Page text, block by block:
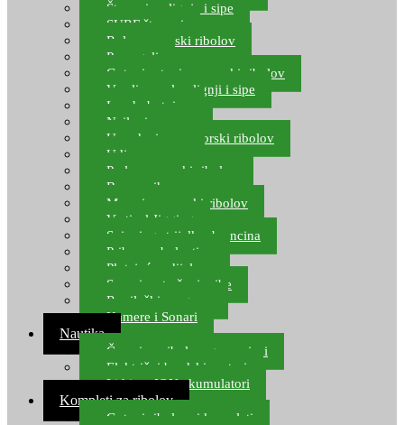
Štapovi za lignje i sipe
SURF štapovi
Role za morski ribolov
Parangali
Gotovi setovi za morski ribolov
Varalice za lov lignji i sipe
Lov hobotnice
Najloni za more
Upredenice za morski ribolov
Udice za more
Perle za morski ribolov
Brum prihrana za more
Mamci za morski ribolov
Vertical Jigging
Spinning strijelke, brancina
Pribor za bolentino
Plutajuća odijela
Sonari za traženje ribe
Ronilački program
Kamere i Sonari
Nautika
Čamci za ribolov, gumenjaci
Električni brodski motori
Lithium ION akumulatori
Kompleti za ribolov
Gotovi ribolovni kompleti